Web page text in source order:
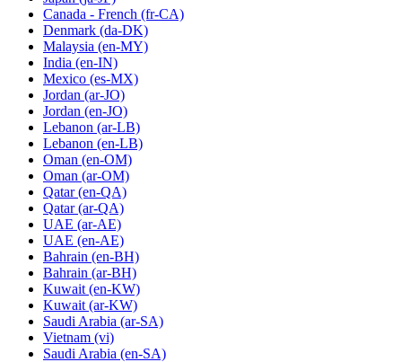
Canada - French (fr-CA)
Denmark (da-DK)
Malaysia (en-MY)
India (en-IN)
Mexico (es-MX)
Jordan (ar-JO)
Jordan (en-JO)
Lebanon (ar-LB)
Lebanon (en-LB)
Oman (en-OM)
Oman (ar-OM)
Qatar (en-QA)
Qatar (ar-QA)
UAE (ar-AE)
UAE (en-AE)
Bahrain (en-BH)
Bahrain (ar-BH)
Kuwait (en-KW)
Kuwait (ar-KW)
Saudi Arabia (ar-SA)
Vietnam (vi)
Saudi Arabia (en-SA)